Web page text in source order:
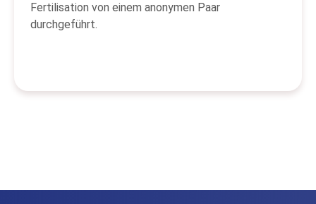
Fertilisation von einem anonymen Paar
durchgeführt.